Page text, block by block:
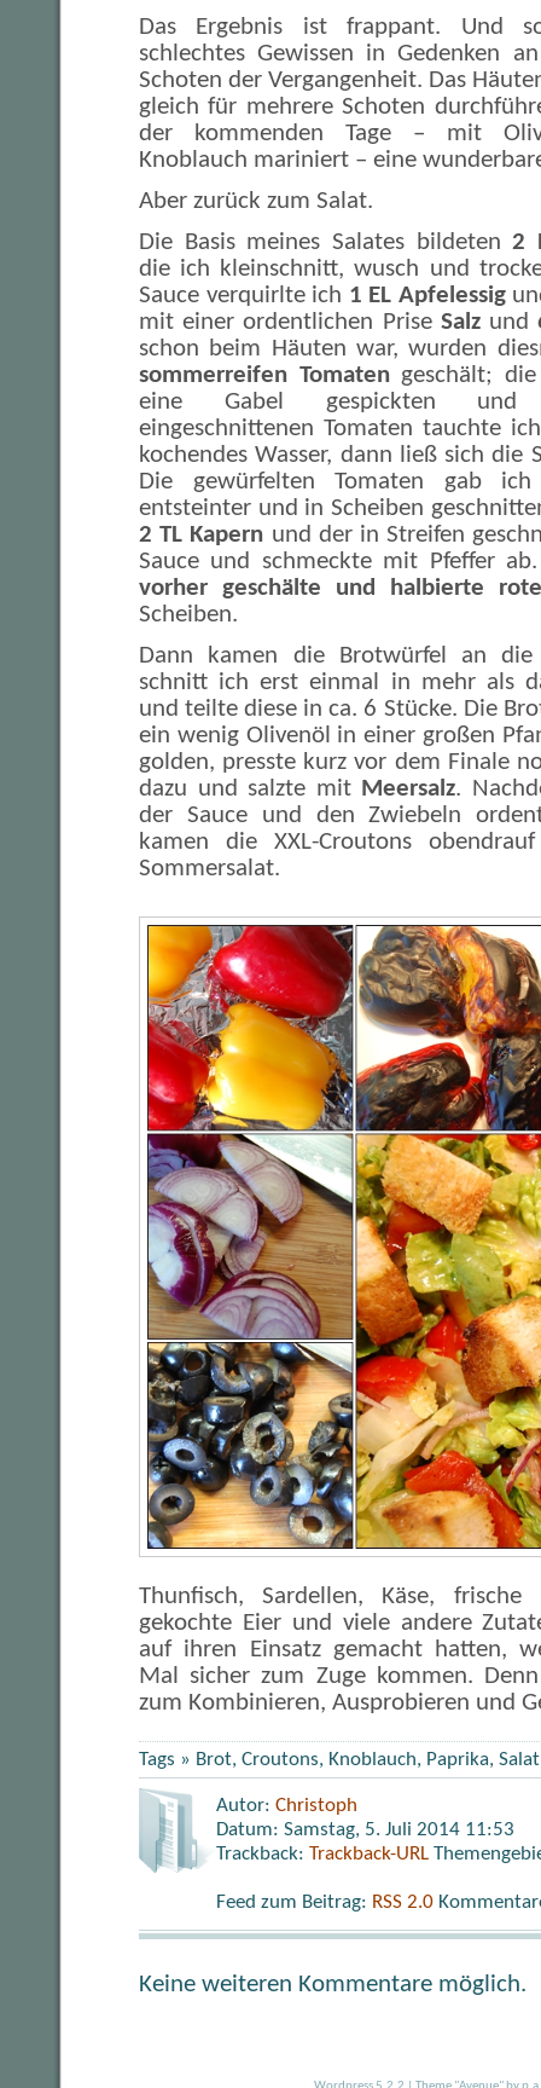
Das Ergebnis ist frappant. Und
schlechtes Gewissen in Gedenken
Schoten der Vergangenheit. Das
gleich für mehrere Schoten
der kommenden Tage – mit
Knoblauch mariniert – eine
Aber zurück zum Salat.
Die Basis meines Salates bildeten2
die ich kleinschnitt, wusch und
Sauce verquirlte ich 1 EL Apfelessig
mit einer ordentlichen Prise Salzund
schon beim Häuten war, wurden
sommerreifen Tomatengeschält; die
eine Gabel gespickten und
eingeschnittenen Tomaten tauchte
kochendes Wasser, dann ließ sich die
Die gewürfelten Tomaten gab
entsteinter und in Scheiben
2 TL Kapern und der in Streifen
Sauce und schmeckte mit Pfeffer
vorher geschälte und halbierte
Scheiben.
Dann kamen die Brotwürfel an
schnitt ich erst einmal in mehr als
und teilte diese in ca. 6 Stücke. Die
ein wenig Olivenöl in einer großen
golden, presste kurz vor dem Finale
dazu und salzte mit Meersalz.
der Sauce und den Zwiebeln
kamen die XXL-Croutons
Sommersalat.
Thunfisch, Sardellen, Käse, frische
gekochte Eier und viele andere
auf ihren Einsatz gemacht hatten,
Mal sicher zum Zuge kommen.
zum Kombinieren, Ausprobieren und
Tags » Brot, Croutons, Knoblauch, Paprika, Salat
Autor: Christoph
Datum: Samstag, 5. Juli 2014 11:53
Trackback: Trackback-URL
Feed zum Beitrag: RSS 2.0
Keine weiteren Kommentare möglich.